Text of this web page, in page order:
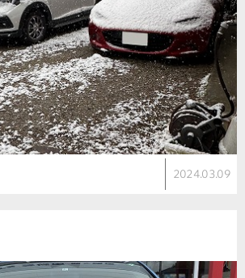
2024.03.09